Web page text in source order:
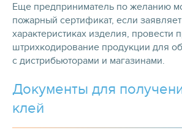
Еще предприниматель по желанию
пожарный сертификат, если
характеристиках изделия, провести
штрихкодирование продукции для
с дистрибьюторами и магазинами.
Документы для
клей